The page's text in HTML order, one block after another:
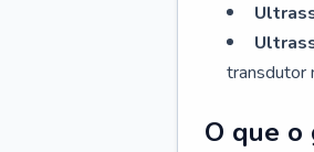
transdutor
O que